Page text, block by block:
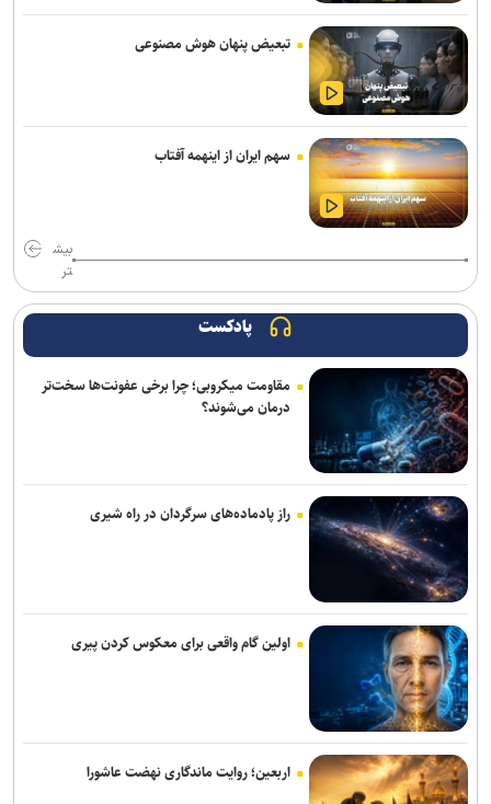
در تبیین واقعیت‌ها و تقویت انسجام اجتماعی
بازگشت کاروان‌های دانشجویی دانشگاه آزاد تهران جنوب از پیاده‌روی
اربعین حسینی
اعلام جدیدترین طرح‌های پژوهشی دوران جنگ در حوزه پزشکی/ فراخوان
جذب طرح‌های تحقیقاتی آغاز شد
دارو‌های دیابت را از نظر تأثیر بر چربی و عضله بدن با یکدیگر متفاوتند
طراحی پلتفرم هوشمند اکتشاف مواد معدنی مبتنی بر هوش مصنوعی
اعلام زمان فرآیند اسکان تابستانه دانشجویان علوم پزشکی شهیدبهشتی
دانشجویان دندانپزشکی
خبرنگاران، چراغداران حقیقت در شب ابهام ها و میدان جنگ روایت ها
هستند
ارائه طرح کاهش مصرف انرژی ساختمان‌های مسکونی با ترکیب آتریوم و
انرژی خورشیدی
خبرنگاران حلقه اتصال دانش با جامعه هستند
ولایتی: نیروهای خارجی باید منطقه را ترک کنند
بیانیه بسیج اساتید جهاددانشگاهی به مناسبت سالروز تأسیس
جهاددانشگاهی
دانشگاه انقلاب اسلامی مهلت ارسال آثار به پویش «هنر برای زندگی» را تا
۳۰ مرداد تمدید کرد
معیارهای علمی و تأثیرگذاری اجتماعی، مبنای انتخاب سرآمدان/ حمایت
تبعیض پنهان هوش مصنوعی
سهم ایران از اینهمه آفتاب
بیش
تر
پادکست
مقاومت میکروبی؛ چرا برخی عفونت‌ها سخت‌تر
درمان می‌شوند؟
راز پادماده‌های سرگردان در راه شیری
اولین گام واقعی برای معکوس کردن پیری
اربعین؛ روایت ماندگاری نهضت عاشورا